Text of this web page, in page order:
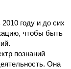
году и до сих
чтобы быть
познаний
Она